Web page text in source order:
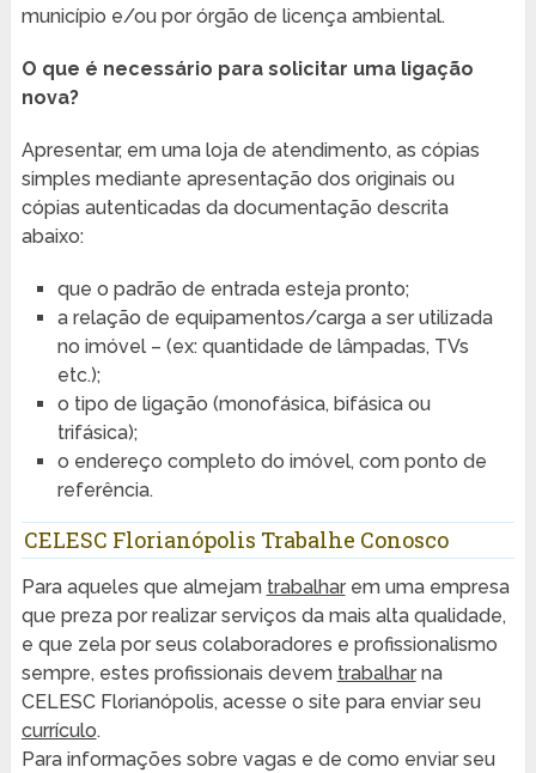
município e/ou por órgão de licença ambiental.
O que é necessário para solicitar uma ligação
nova?
Apresentar, em uma loja de atendimento, as cópias
simples mediante apresentação dos originais ou
cópias autenticadas da documentação descrita
abaixo:
que o padrão de entrada esteja pronto;
a relação de equipamentos/carga a ser utilizada
no imóvel – (ex: quantidade de lâmpadas, TVs
etc.);
o tipo de ligação (monofásica, bifásica ou
trifásica);
o endereço completo do imóvel, com ponto de
referência.
CELESC Florianópolis Trabalhe Conosco
Para aqueles que almejam trabalharem uma empresa
que preza por realizar serviços da mais alta qualidade,
e que zela por seus colaboradores e profissionalismo
sempre, estes profissionais devem trabalharna
CELESC Florianópolis, acesse o site para enviar seu
currículo.
Para informações sobre vagas e de como enviar seu